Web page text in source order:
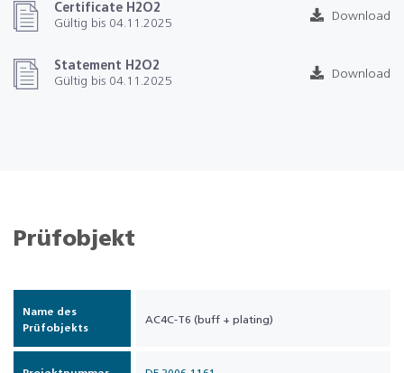
Certificate H2O2
Gültig bis 04.11.2025
Download
Statement H2O2
Gültig bis 04.11.2025
Download
Prüfobjekt
Name des
Prüfobjekts
AC4C-T6 (buff + plating)